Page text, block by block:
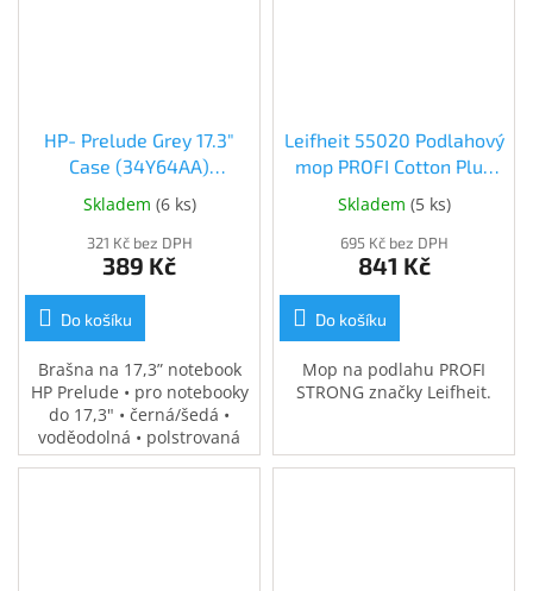
systémy
MILESIGHT
Doprodej
HP- Prelude Grey 17.3"
Case (34Y64AA)
(34Y64AA)
Skladem (6 ks)
321 Kč bez DPH
389 Kč
Do košíku
Brašna na 17,3” notebook
HP Prelude • pro notebooky
do 17,3" • černá/šedá •
voděodolná • polstrovaná
přihrádka na notebook •
Leifheit 55020 Podlahový
mop PROFI Cotton Plus
(55020)
Skladem (5 ks)
695 Kč bez DPH
841 Kč
Do košíku
Mop na podlahu PROFI
STRONG značky Leifheit.